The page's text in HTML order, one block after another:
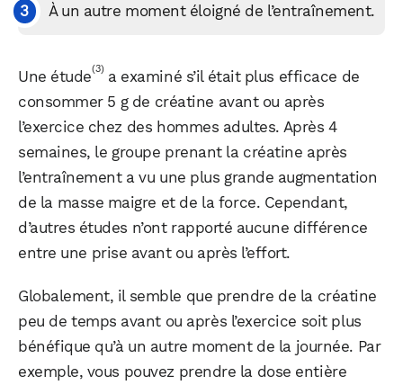
À un autre moment éloigné de l’entraînement.
Une étude(3) a examiné s’il était plus efficace de
consommer 5 g de créatine avant ou après
l’exercice chez des hommes adultes. Après 4
semaines, le groupe prenant la créatine après
l’entraînement a vu une plus grande augmentation
de la masse maigre et de la force. Cependant,
d’autres études n’ont rapporté aucune différence
entre une prise avant ou après l’effort.
Globalement, il semble que prendre de la créatine
peu de temps avant ou après l’exercice soit plus
bénéfique qu’à un autre moment de la journée. Par
exemple, vous pouvez prendre la dose entière